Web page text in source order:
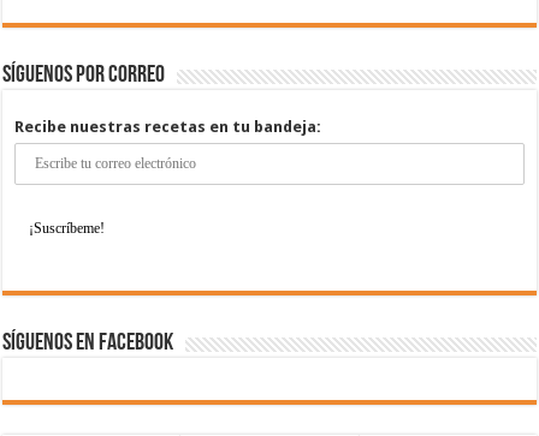
Síguenos por correo
Recibe nuestras recetas en tu bandeja:
Síguenos en Facebook